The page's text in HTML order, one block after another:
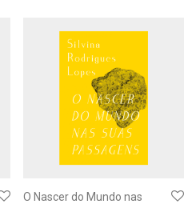
O Nascer do Mundo nas